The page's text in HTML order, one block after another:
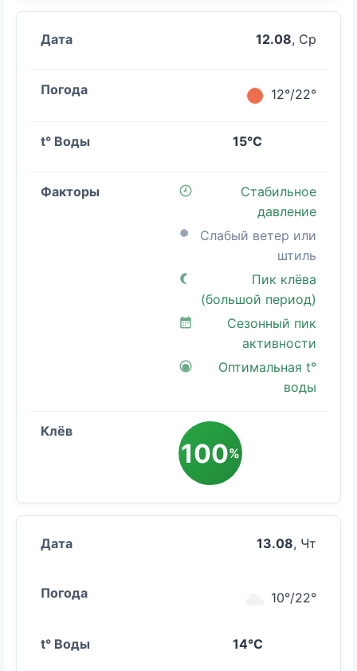
12.08, Ср
12°/22°
15°C
Стабильное
давление
Слабый ветер или
штиль
Пик клёва
(большой период)
Сезонный пик
активности
Оптимальная t°
воды
100%
13.08, Чт
10°/22°
14°C